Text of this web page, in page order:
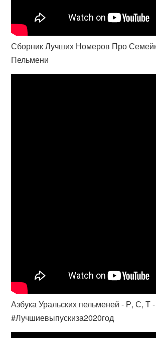
Сборник Лучших Номеров Про
Пельмени
Азбука Уральских пельменей - Р, С, Т -
#Лучшиевыпускиза2020год